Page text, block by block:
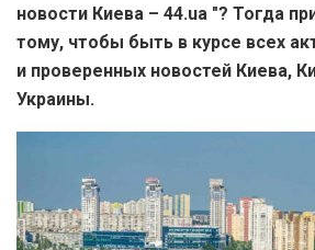
новости Киева – 44.ua "? Тогда
тому, чтобы быть в курсе всех
и проверенных новостей Киева,
Украины.